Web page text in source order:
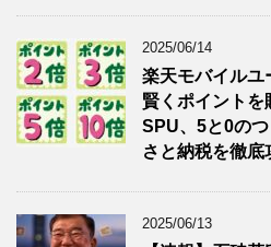
2025/06/14
楽天モバイルユ
賢くポイントを
SPU、5と0の
さと納税を徹底
2025/06/13